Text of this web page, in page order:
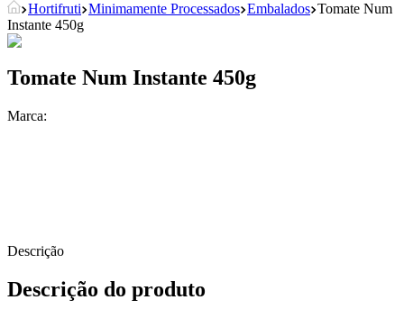
Hortifruti Minimamente Processados Embalados Tomate Num
Instante 450g
Tomate Num Instante 450g
Marca:
Descrição
Descrição do produto